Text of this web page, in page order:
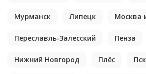
Мурманск Липецк Москва
Переславль-Залесский Пенза
Нижний Новгород Плёс